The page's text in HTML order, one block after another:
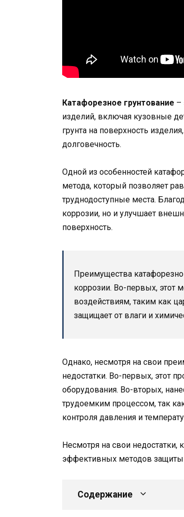
Катафорезное грунтование –
изделий, включая кузовные
грунта на поверхность
долговечность.
Одной из особенностей
метода, который позволяет
труднодоступные места.
коррозии, но и улучшает
поверхность.
Преимущества
коррозии. Во-первых, этот
воздействиям, таким как
защищает от влаги и
Однако, несмотря на свои
недостатки. Во-первых, этот
оборудования. Во-вторых,
трудоемким процессом, так
контроля давления и
Несмотря на свои недостатки,
эффективных методов защиты
Содержание